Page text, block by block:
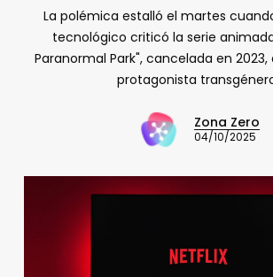
La polémica estalló el martes
tecnológico criticó la serie
Paranormal Park", cancelada en
protagonista
Zona Zero
04/10/2025